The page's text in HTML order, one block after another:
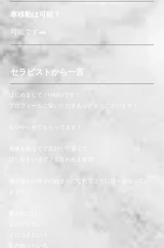
車移動は可能？
可能です🚗
セラピストから一言
はじめまして！HARUです！
プロフィールご覧いただきありがとうございます！
💪🐶やらせてもらってます！
身体を鍛えてて笑顔が可愛くて
話しやすいってよく言われます😊
僕が誰かの幸せの始まりになれるように日々頑張ってい
筋肉触りたい💪